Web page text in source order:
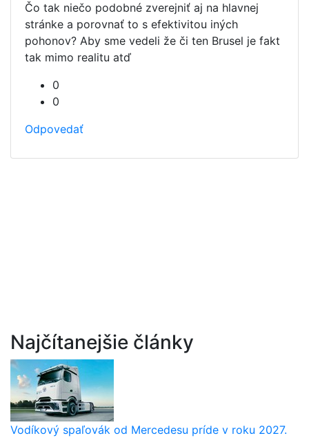
Čo tak niečo podobné zverejniť aj na hlavnej
stránke a porovnať to s efektivitou iných
pohonov? Aby sme vedeli že či ten Brusel je fakt
tak mimo realitu atď
0
0
Odpovedať
Najčítanejšie články
Vodíkový spaľovák od Mercedesu príde v roku 2027.